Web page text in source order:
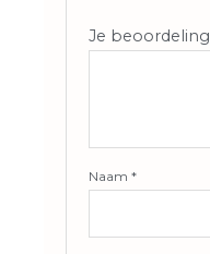
Je beoordeling
Naam*